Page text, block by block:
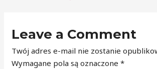
Leave a Comment
Twój adres e-mail nie zostanie
Wymagane pola są oznaczone*